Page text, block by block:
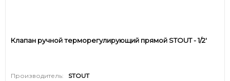
Клапан ручной терморегулирующий прямой STOUT - 1/2'
Производитель:
STOUT